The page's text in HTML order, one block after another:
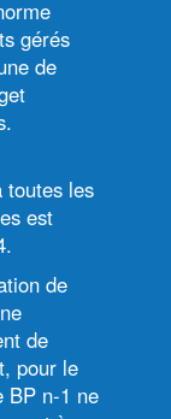
gérés
de
toutes les
est
de
de
pour le
BP n-1 ne